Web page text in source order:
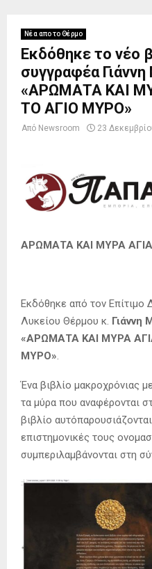
Νέα απο το Θέρμο
Εκδόθηκε το νέο
συγγραφέα
«ΑΡΩΜΑΤΑ ΚΑΙ
ΤΟ ΑΓΙΟ ΜΥΡΟ»
Από Newsroom 23
ΑΡΩΜΑΤΑ ΚΑΙ ΜΥΡΑ
Εκδόθηκε από τον Επίτιμο
Λυκείου Θέρμου κ. Γιάννη
«ΑΡΩΜΑΤΑ ΚΑΙ ΜΥΡΑ
ΜΥΡΟ».
Ένα βιβλίο μακροχρόνιας
τα μύρα που αναφέρονται
βιβλίο
επιστημονικές τους
συμπεριλαμβάνονται στη